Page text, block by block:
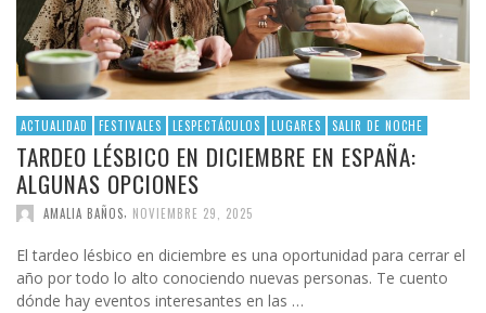
ACTUALIDAD FESTIVALES LESPECTÁCULOS LUGARES SALIR DE NOCHE
TARDEO LÉSBICO EN DICIEMBRE EN ESPAÑA:
ALGUNAS OPCIONES
AMALIA BAÑOS, NOVIEMBRE 29, 2025
El tardeo lésbico en diciembre es una oportunidad para cerrar el
año por todo lo alto conociendo nuevas personas. Te cuento
dónde hay eventos interesantes en las …